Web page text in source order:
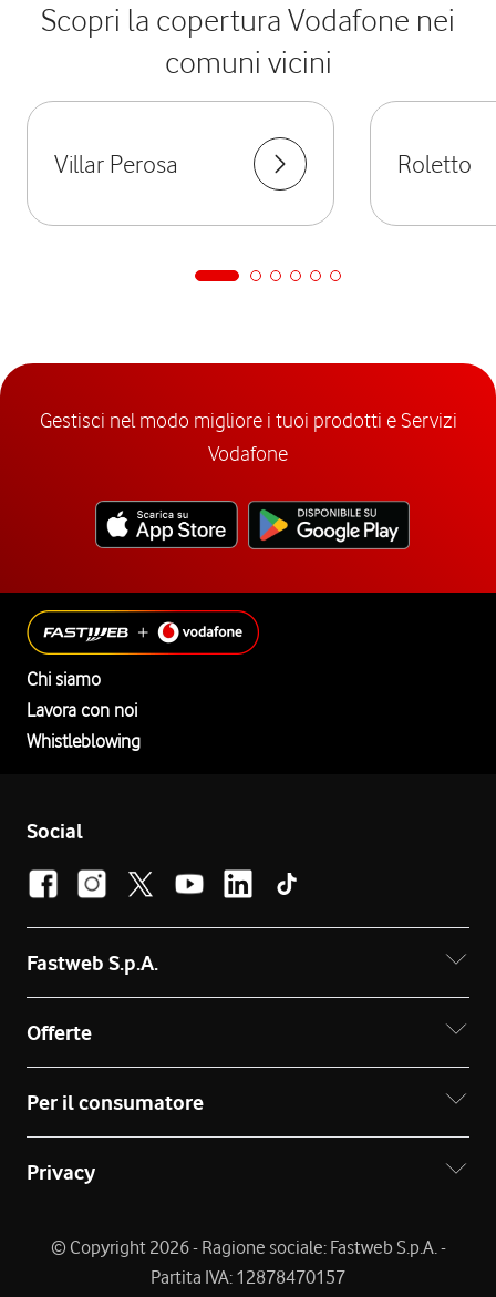
Scopri la copertura Vodafone nei
comuni vicini
Villar Perosa Roletto
Gestisci nel modo migliore i tuoi prodotti e Servizi
Vodafone
Chi siamo
Lavora con noi
Whistleblowing
Social
Fastweb S.p.A.
Offerte
Per il consumatore
Privacy
© Copyright 2026 - Ragione sociale: Fastweb S.p.A. -
Partita IVA: 12878470157